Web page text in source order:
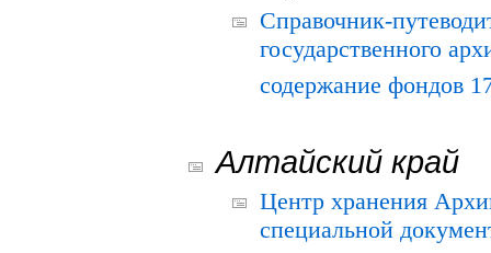
Справочник-
государственного
содержание фондов
Алтайский край
Центр хранения
специальной